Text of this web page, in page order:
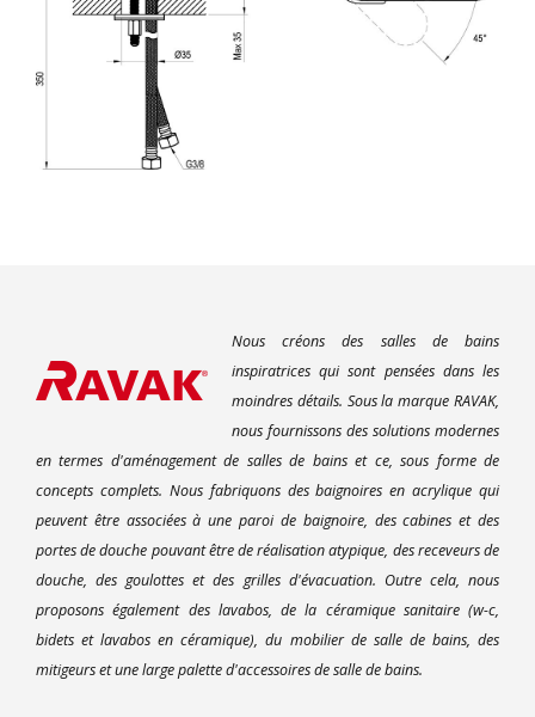
Nous créons des salles de bains
inspiratrices qui sont pensées dans les
moindres détails. Sous la marque RAVAK,
nous fournissons des solutions modernes
en termes d'aménagement de salles de bains et ce, sous forme de
concepts complets. Nous fabriquons des baignoires en acrylique qui
peuvent être associées à une paroi de baignoire, des cabines et des
portes de douche pouvant être de réalisation atypique, des receveurs de
douche, des goulottes et des grilles d'évacuation. Outre cela, nous
proposons également des lavabos, de la céramique sanitaire (w-c,
bidets et lavabos en céramique), du mobilier de salle de bains, des
mitigeurs et une large palette d'accessoires de salle de bains.